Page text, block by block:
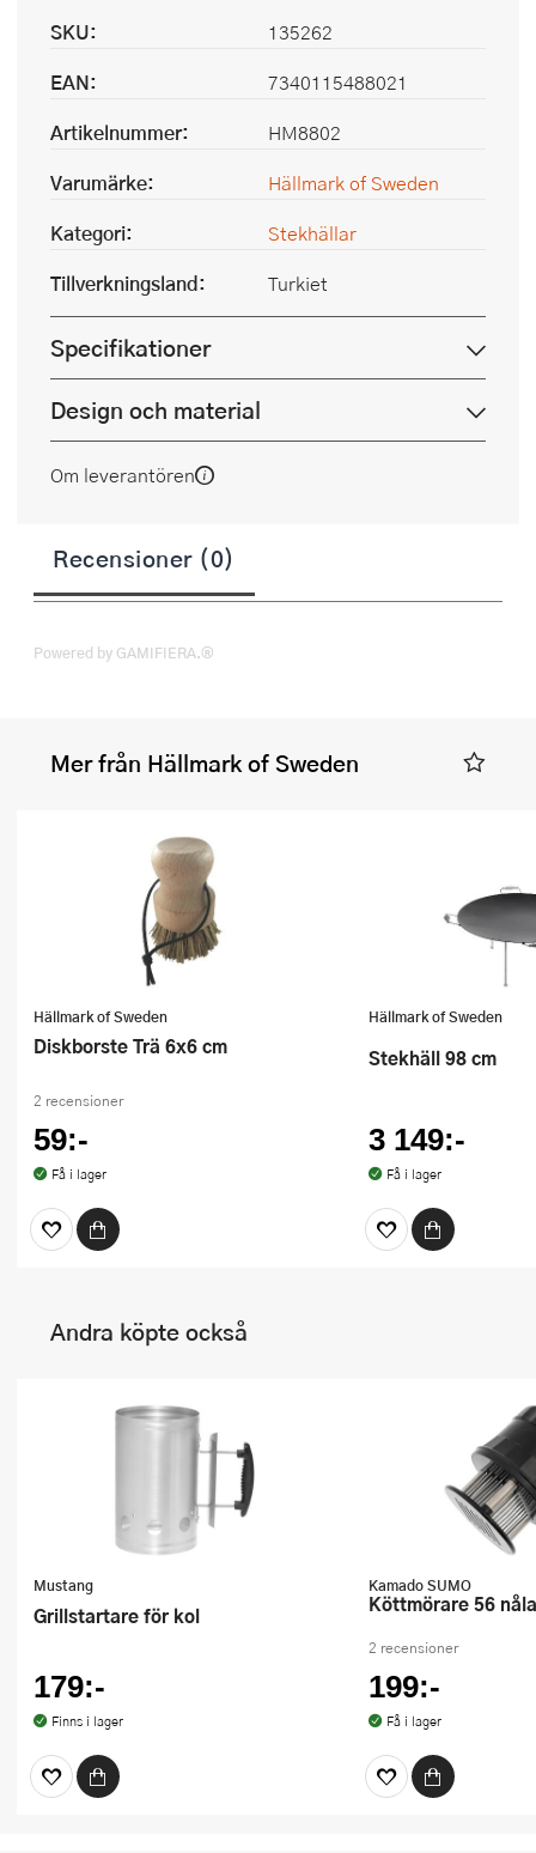
SKU:
135262
EAN:
7340115488021
Artikelnummer:
HM8802
Varumärke:
Hällmark of Sweden
Kategori:
Stekhällar
Tillverkningsland:
Turkiet
Specifikationer
Design och material
Om leverantören
Recensioner (0)
Powered by GAMIFIERA.®
Mer från Hällmark of Sweden
Hällmark of Sweden
Diskborste Trä 6x6 cm
2 recensioner
59:-
Få i lager
Hällmark of Sweden
Stekhäll 98 cm
3 149:-
Få i lager
Andra köpte också
Mustang
Grillstartare för kol
179:-
Finns i lager
Kamado SUMO
Köttmörare 56
2 recensioner
199:-
Få i lager